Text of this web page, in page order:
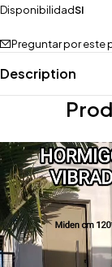
DisponibilidadSI
Preguntar por este
Description